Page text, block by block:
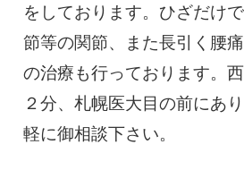
をしております。ひざだけ
節等の関節、また長引く腰
の治療も行っております。
２分、札幌医大目の前にあ
軽に御相談下さい。